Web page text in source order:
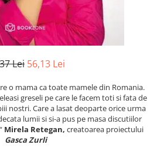
Lei 56,13 Lei
o mama ca toate mamele din Romania.
greseli pe care le facem toti si fata de
nostri. Care a lasat deoparte orice urma
lumii si si-a pus pe masa discutiilor
Mirela Retegan, creatoarea proiectului
Gasca Zurli